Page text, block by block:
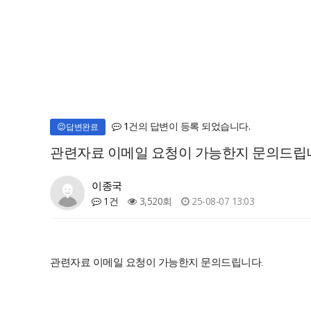
답변완료 1건의 답변이 등록 되었습니다.
관련자료 이메일 요청이 가능한지 문의드립
이종국
1건 3,520회 25-08-07 13:03
관련자료 이메일 요청이 가능한지 문의드립니다.